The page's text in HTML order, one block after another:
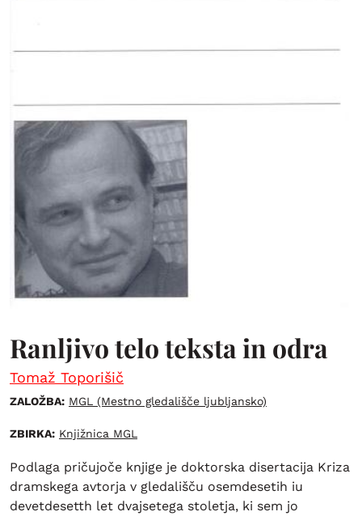
Ranljivo telo teksta in odra
Tomaž Toporišič
ZALOŽBA: MGL (Mestno gledališče ljubljansko)
ZBIRKA: Knjižnica MGL
Podlaga pričujoče knjige je doktorska disertacija Kriza
dramskega avtorja v gledališču osemdesetih iu
devetdesetth let dvajsetega stoletja, ki sem jo